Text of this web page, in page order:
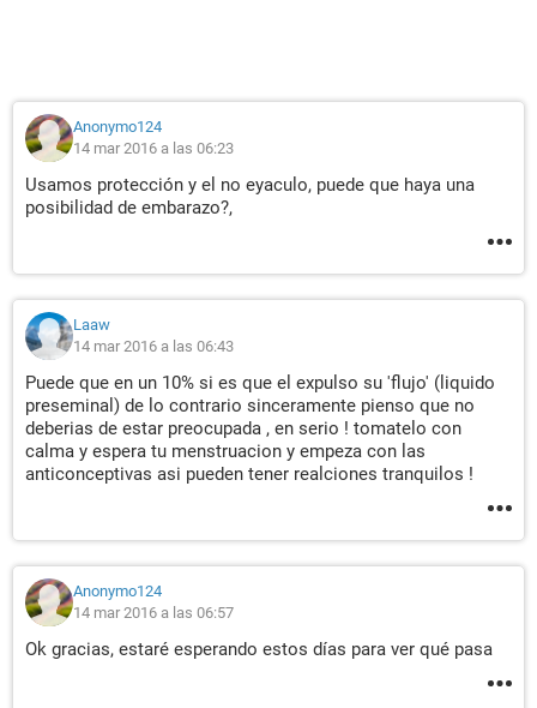
Anonymo124
14 mar 2016 a las 06:23
Usamos protección y el no eyaculo, puede que haya una
posibilidad de embarazo?,
Laaw
14 mar 2016 a las 06:43
Puede que en un 10% si es que el expulso su 'flujo' (liquido
preseminal) de lo contrario sinceramente pienso que no
deberias de estar preocupada , en serio ! tomatelo con
calma y espera tu menstruacion y empeza con las
anticonceptivas asi pueden tener realciones tranquilos !
Anonymo124
14 mar 2016 a las 06:57
Ok gracias, estaré esperando estos días para ver qué pasa